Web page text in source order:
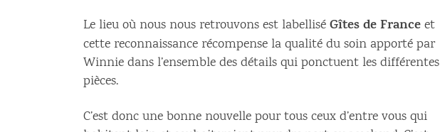
Le lieu où nous nous retrouvons est labelliséGîtes de Franceet
cette reconnaissance récompense la qualité du soin apporté par
Winnie dans l’ensemble des détails qui ponctuent les différentes
pièces.
C’est donc une bonne nouvelle pour tous ceux d’entre vous qui